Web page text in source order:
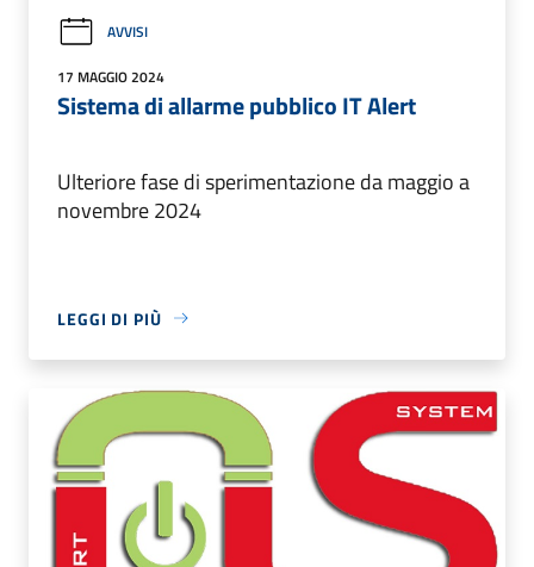
AVVISI
17 MAGGIO 2024
Sistema di allarme pubblico IT Alert
Ulteriore fase di sperimentazione da maggio a
novembre 2024
LEGGI DI PIÙ